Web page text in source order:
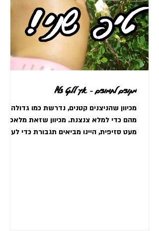
מקוצים לחמוצים - איך ללקט צלף
מכיוון שהניצנים קטנים, נדרשת כמו גדולה
מהם כדי למלא צנצנת. מכיוון שזאת מלאכה
מעט סזיפית, היינו מביאים תגבורת כדי לעזור